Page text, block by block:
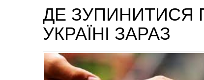
ДЕ ЗУПИНИТИСЯ
УКРАЇНІ ЗАРАЗ